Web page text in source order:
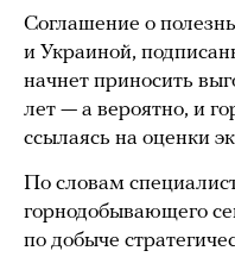
Соглашение о
и Украиной,
начнет приносить
лет — а вероятно, и
ссылаясь на оценки
По словам
горнодобывающего
по добыче